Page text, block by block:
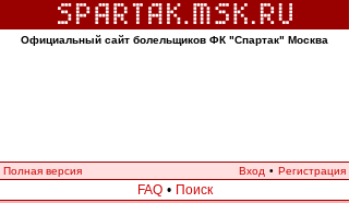
Официальный сайт болельщиков ФК "Спартак" Москва
Полная версия Вход • Регистрация
FAQ • Поиск